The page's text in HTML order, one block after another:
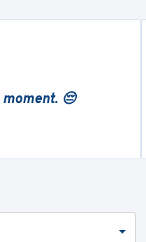
😔